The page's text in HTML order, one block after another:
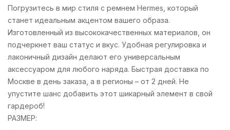
Погрузитесь в мир стиля с ремнем Hermes, который
станет идеальным акцентом вашего образа.
Изготовленный из высококачественных материалов, он
подчеркнет ваш статус и вкус. Удобная регулировка и
лаконичный дизайн делают его универсальным
аксессуаром для любого наряда. Быстрая доставка по
Москве в день заказа, а в регионы – от 2 дней. Не
упустите шанс добавить этот шикарный элемент в свой
гардероб!
РАЗМЕР: